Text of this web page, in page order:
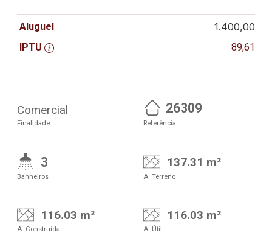
Aluguel 1.400,00
IPTU 89,61
Comercial
Finalidade
26309
Referência
3
Banheiros
137.31 m²
A. Terreno
116.03 m²
A. Construída
116.03 m²
A. Útil